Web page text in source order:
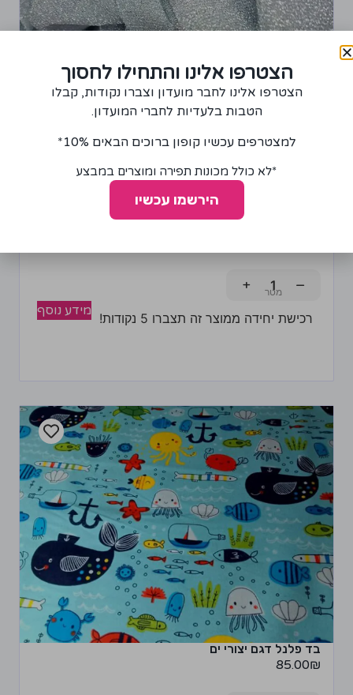
בד סריג מטאליק כסף ולבן
−
+
רכישת יחידה ממוצר זה תצברו 5 נקודות! מידע נוסף
בד פלנל דגם יצורי ים
85.00₪
הצטרפו אלינו והתחילו לחסוך
הצטרפו אלינו לחבר מועדון וצברו נקודות, קבלו
הטבות בלעדיות לחברי המועדון.
למצטרפים עכשיו קופון ברוכים הבאים 10%*
*לא כולל מכונות תפירה ומוצרים במבצע
הירשמו עכשיו